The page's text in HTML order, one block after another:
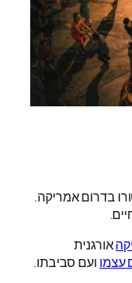
בדרום אמריקה.
אורגנית
עצמו ועם סביבתו.